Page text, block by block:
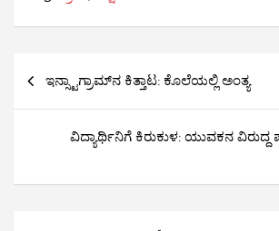
navigation
ಇನ್ಸ್ಟಾಗ್ರಾಮ್​ನ ಕಿತ್ತಾಟ: ಕೊಲೆಯಲ್ಲಿ ಅಂತ್ಯ
ವಿದ್ಯಾರ್ಥಿನಿಗೆ ಕಿರುಕುಳ: ಯುವಕನ